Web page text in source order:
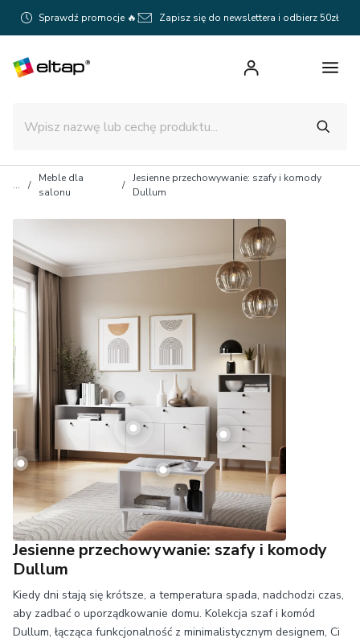
Sprawdź promocje 🔥 Zapisz się do newslettera i odbierz 50zł
Meble dla
salonu
Jesienne przechowywanie: szafy i komody
Dullum
Jesienne przechowywanie: szafy i komody
Dullum
Kiedy dni stają się krótsze, a temperatura spada, nadchodzi czas,
aby zadbać o uporządkowanie domu. Kolekcja szaf i komód
Dullum, łącząca funkcjonalność z minimalistycznym designem, Ci